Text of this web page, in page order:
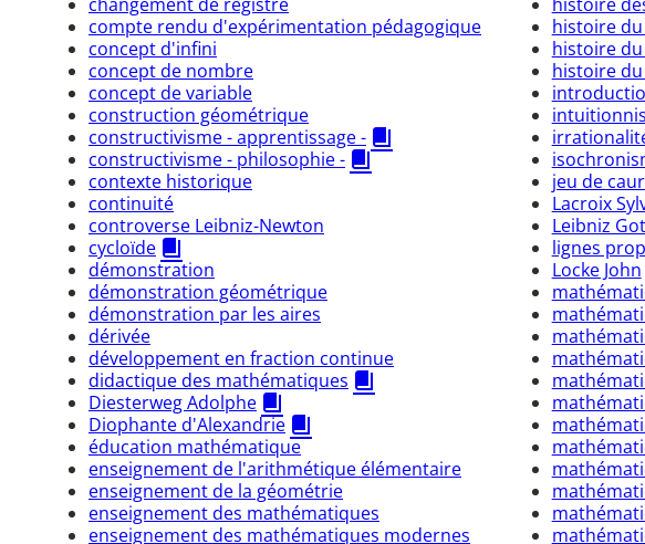
compte rendu d'expérimentation pédagogique
concept d'infini
concept de nombre
concept de variable
construction géométrique
constructivisme - apprentissage -
constructivisme - philosophie -
contexte historique
continuité
controverse Leibniz-Newton
cycloïde
démonstration
démonstration géométrique
démonstration par les aires
dérivée
développement en fraction continue
didactique des mathématiques
Diesterweg Adolphe
Diophante d'Alexandrie
éducation mathématique
enseignement de l'arithmétique élémentaire
enseignement de la géométrie
enseignement des mathématiques
enseignement des mathématiques modernes
histoire
histoire
histoire
jeu de
Lacroix
Leibniz
lignes
Locke John